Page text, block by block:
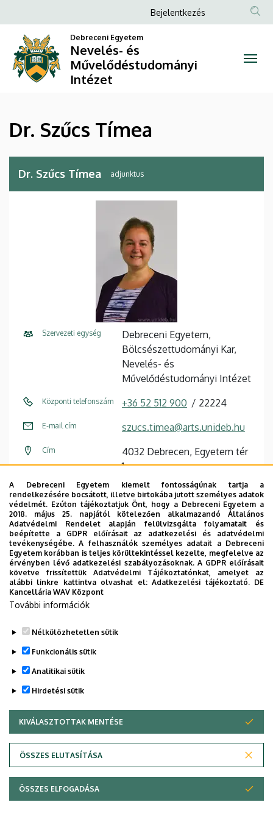
Szűcs
Tímea
és
Művelődéstudományi
Intézet
a
tartalomra
Anonim
menüje
Bejelentkezés
Debreceni Egyetem
Nevelés- és
Művelődéstudományi
Intézet
Dr. Szűcs Tímea
Dr. Szűcs Tímea adjunktus
Szervezeti egység
Debreceni Egyetem,
Bölcsészettudományi Kar,
Nevelés- és
Művelődéstudományi Intézet
Központi telefonszám +36 52 512 900 22224
E-mail cím szucs.timea@arts.unideb.hu
Cím
4032 Debrecen, Egyetem tér
1.
Épület
Főépület (Egyetem téri
Campus)
Emelet, ajtó 2. emelet, 204
Weboldal
Szervezeti weboldal
Tudóstér profil
Legutóbbi frissítés: 2023. 06. 12. 13:51
Adatvédelem
Szerzői jog © 2026 Unideb
A Debreceni Egyetem kiemelt fontosságúnak tartja a
rendelkezésére bocsátott, illetve birtokába jutott személyes adatok
védelmét. Ezúton tájékoztatjuk Önt, hogy a Debreceni Egyetem a
2018. május 25. napjától kötelezően alkalmazandó Általános
Adatvédelmi Rendelet alapján felülvizsgálta folyamatait és
beépítette a GDPR előírásait az adatkezelési és adatvédelmi
tevékenységébe. A felhasználók személyes adatait a Debreceni
Egyetem korábban is teljes körültekintéssel kezelte, megfelelve az
érvényben lévő adatkezelési szabályozásoknak. A GDPR előírásait
követve frissítettük Adatvédelmi Tájékoztatónkat, amelyet az
alábbi linkre kattintva olvashat el:Adatkezelési tájékoztató. DE
Kancellária WAV Központ
További információk
Nélkülözhetetlen sütik
Funkcionális sütik
Analitikai sütik
Hirdetési sütik
KIVÁLASZTOTTAK MENTÉSE
ÖSSZES ELUTASÍTÁSA
WITHDRAW CONSENT
ÖSSZES ELFOGADÁSA